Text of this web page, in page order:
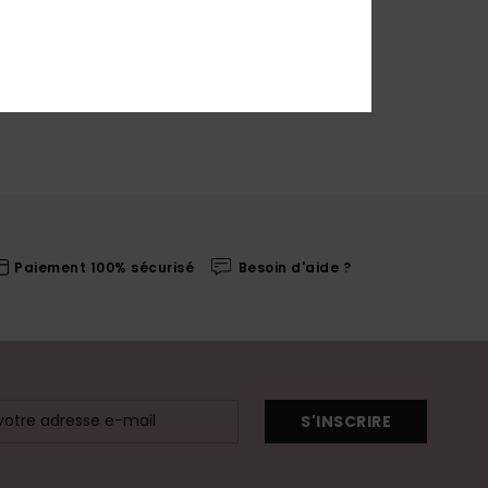
Paiement 100% sécurisé Besoin d'aide ?
S'INSCRIRE